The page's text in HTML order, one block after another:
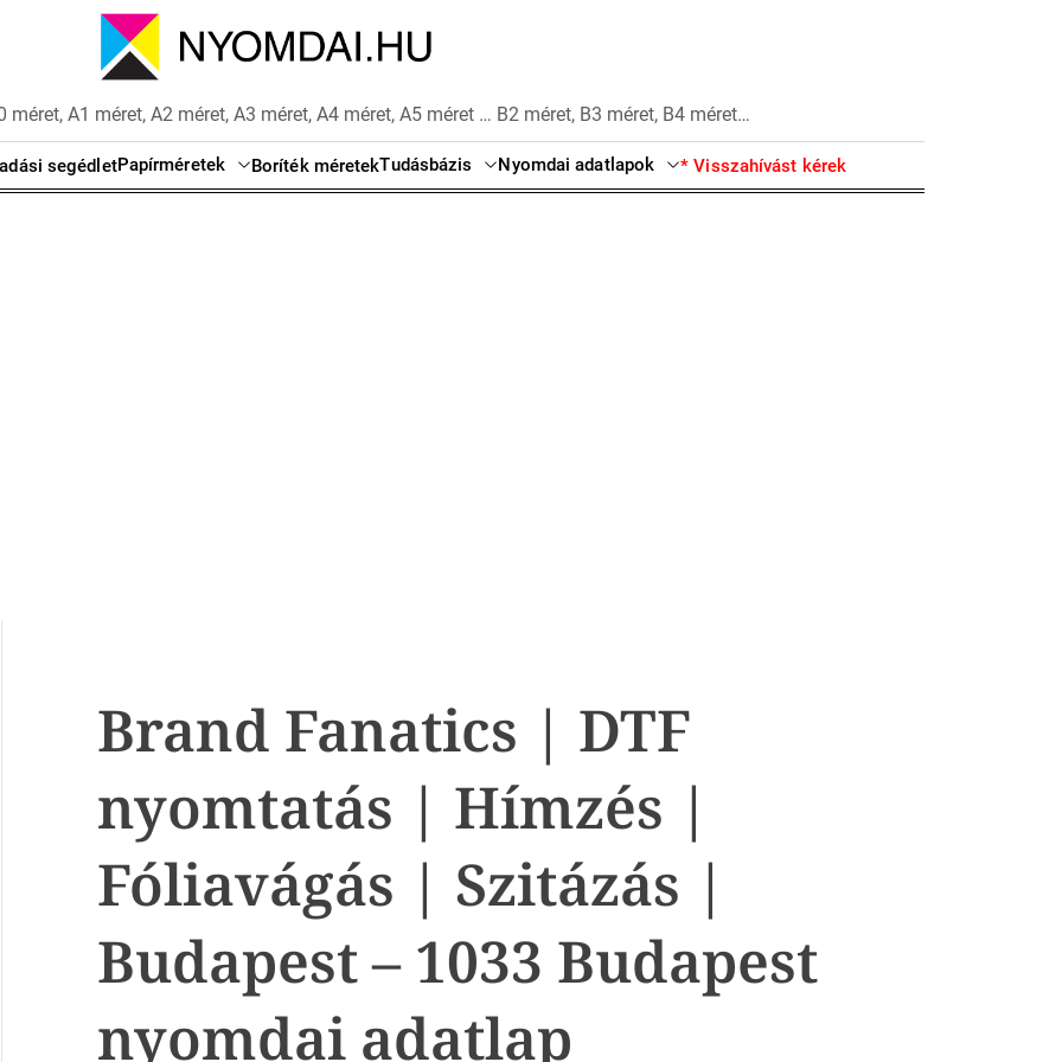
A1 méret, A2 méret, A3 méret, A4 méret, A5 méret … B2 méret, B3 méret, B4 méret…
segédletPapírméretek Boríték méretekTudásbázis Nyomdai adatlapok * Visszahívást kérek
Brand Fanatics | DTF
nyomtatás | Hímzés |
Fóliavágás | Szitázás |
Budapest – 1033 Budapest
nyomdai adatlap